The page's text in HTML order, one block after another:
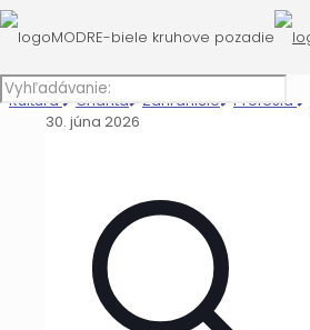
Kultúra Charita Zahraničie Profesia
30. júna 2026